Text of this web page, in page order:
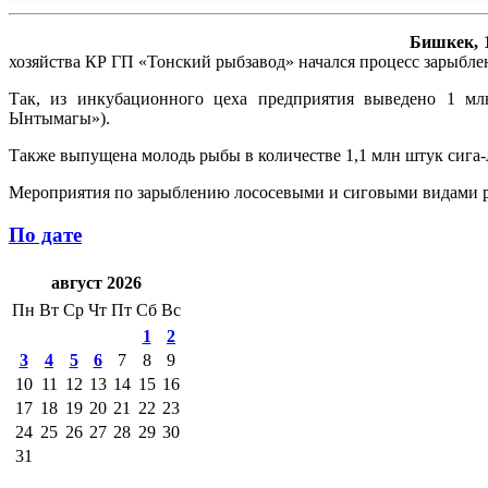
Бишкек,
хозяйства КР ГП «Тонский рыбзавод» начался процесс
Так, из инкубационного цеха предприятия выведено 1
Ынтымагы»).
Также выпущена молодь рыбы в количестве 1,1 млн штук
Мероприятия по зарыблению лососевыми и сиговыми видами
По дате
август 2026
Пн Вт Ср Чт Пт Сб Вс
1
2
3
4 5 6 7 8
9
10 11 12 13 14 15 16
17 18 19 20 21 22 23
24 25 26 27 28 29 30
31